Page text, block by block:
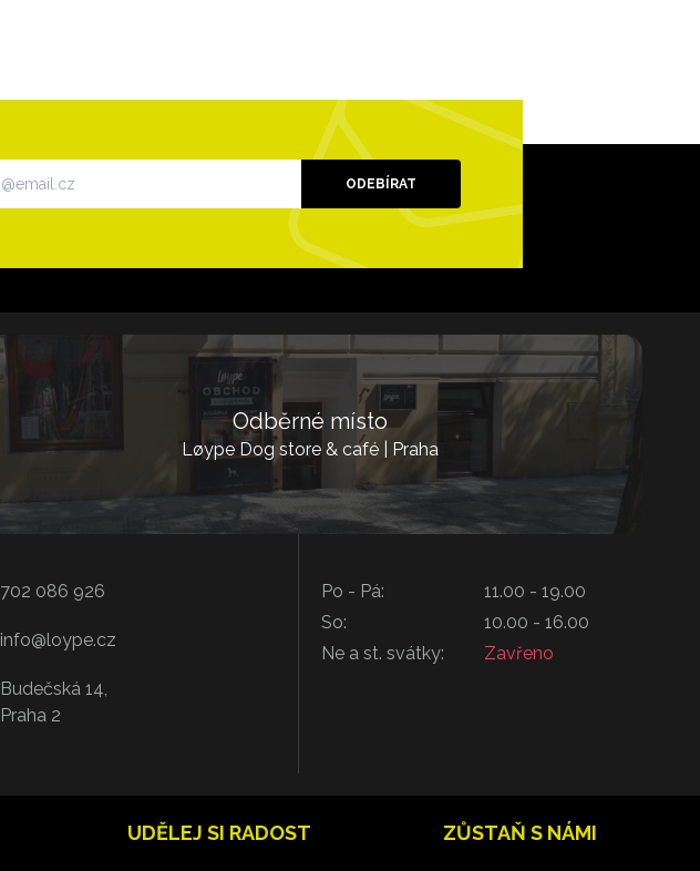
ODEBÍRAT
Odběrné místo
Løype Dog store & café | Praha
702 086 926
info@loype.cz
Budečská 14,
Praha 2
Po - Pá:
So:
Ne a st. svátky:
11.00 - 19.00
10.00 - 16.00
Zavřeno
UDĚLEJ SI RADOST ZŮSTAŇ S NÁMI